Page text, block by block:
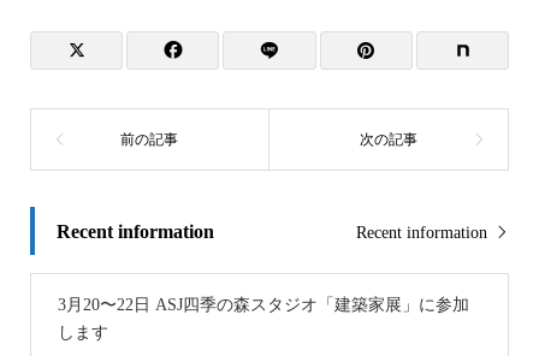
Recent information Recent information
3月20〜22日 ASJ四季の森スタジオ「建築家展」に参加
します